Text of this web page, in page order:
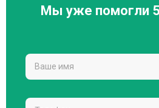
Мы уже помогли